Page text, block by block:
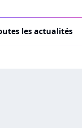
les actualités